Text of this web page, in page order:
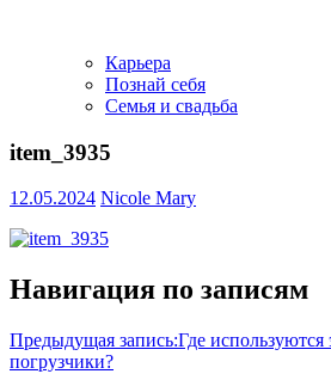
Карьера
Познай себя
Семья и свадьба
item_3935
12.05.2024 Nicole Mary
Навигация по записям
Предыдущая запись:Где используются
погрузчики?